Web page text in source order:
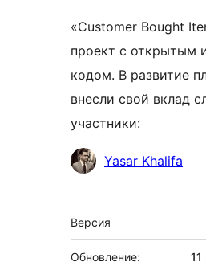
«Customer Bought
проект с открытым
кодом. В развитие
внесли свой вклад
участники:
УчастникиYasar Khalifa
Мета
Версия
Обновление: